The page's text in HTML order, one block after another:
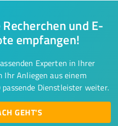
und E-
empfangen!
Experten in Ihrer
Anliegen aus einem
Dienstleister weiter.
GEHT'S